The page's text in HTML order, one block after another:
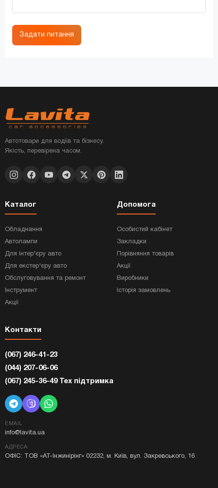
Задати питання
Автотовари для водіїв та бізнесу.
Якість, перевірена часом.
Каталог
Обладнання
Автолампи
Для інтер'єру авто
Для екстер'єру авто
Обслуговування та ремонт
Інструмент
Акції
Допомога
Особистий кабінет
Закладки
Порівняння товарів
Акції
Виробники
Історія замовлень
Контакти
(067) 246-41-23
(044) 207-06-06
(067) 245-36-49 Тех підтримка
EMAIL
info@lavita.ua
АДРЕСА
ОФІС: ТОВ «АТ-Інжинірінг» 02232, м. Київ, вул. Закревського, 16